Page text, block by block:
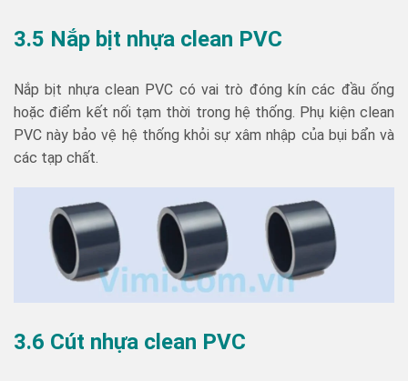
3.5 Nắp bịt nhựa clean PVC
Nắp bịt nhựa clean PVC có vai trò đóng kín các đầu ống
hoặc điểm kết nối tạm thời trong hệ thống. Phụ kiện clean
PVC này bảo vệ hệ thống khỏi sự xâm nhập của bụi bẩn và
các tạp chất.
3.6 Cút nhựa clean PVC